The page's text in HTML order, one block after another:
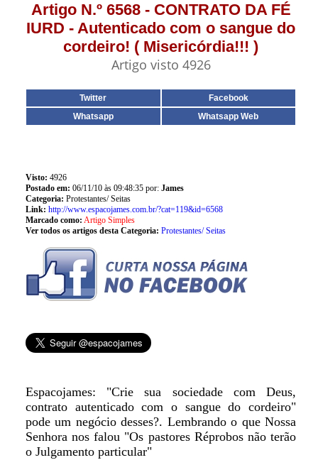
Artigo N.º 6568 - CONTRATO DA FÉ
IURD - Autenticado com o sangue do
cordeiro! ( Misericórdia!!! )
Artigo visto 4926
Twitter
Facebook
Whatsapp
Whatsapp Web
Visto: 4926
Postado em: 06/11/10 às 09:48:35 por: James
Categoria: Protestantes/ Seitas
Link: http://www.espacojames.com.br/?cat=119&id=6568
Marcado como: Artigo Simples
Ver todos os artigos desta Categoria: Protestantes/ Seitas
Espacojames: "Crie sua sociedade com Deus,
contrato autenticado com o sangue do cordeiro"
pode um negócio desses?. Lembrando o que Nossa
Senhora nos falou "Os pastores Réprobos não terão
o Julgamento particular"